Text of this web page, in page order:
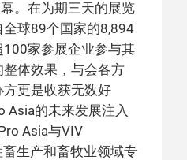
。在为期三天的展览
球89个国家的8,894
家参展企业参与其
体效果，与会各方
更是收获无数好
Asia的未来发展注入
Asia与VIV
生产和畜牧业领域专